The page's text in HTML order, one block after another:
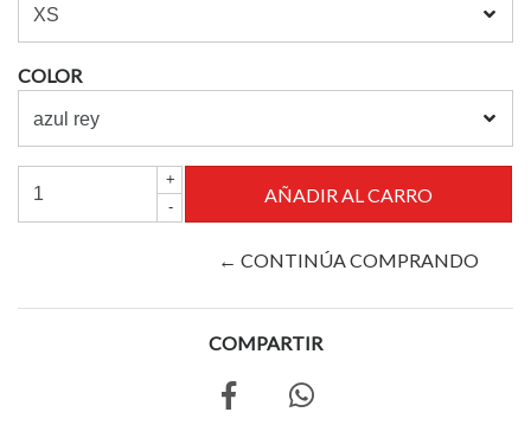
COLOR
+
-
← CONTINÚA COMPRANDO
COMPARTIR